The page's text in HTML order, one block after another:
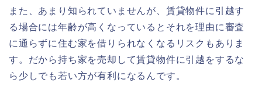
また、あまり知られていませんが、賃貸物件に引越す
る場合には年齢が高くなっているとそれを理由に審査
に通らずに住む家を借りられなくなるリスクもありま
す。だから持ち家を売却して賃貸物件に引越をするな
ら少しでも若い方が有利になるんです。